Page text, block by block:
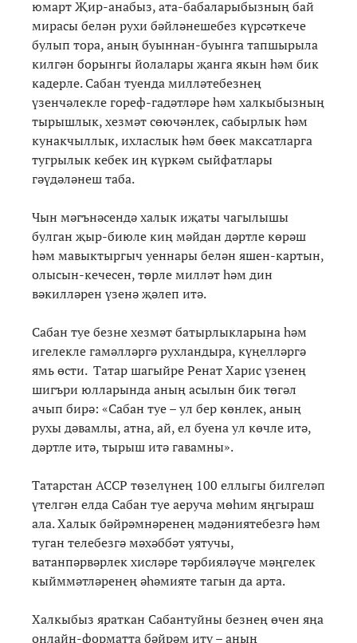
юмарт Җир-анабыз, ата-бабаларыбызның бай
мирасы белән рухи бәйләнешебез күрсәткече
булып тора, аның буыннан-буынга тапшырыла
килгән борынгы йолалары җанга якын һәм бик
кадерле. Сабан туенда милләтебезнең
үзенчәлекле гореф-гадәтләре һәм халкыбызның
тырышлык, хезмәт сөючәнлек, сабырлык һәм
кунакчыллык, ихласлык һәм бөек максатларга
тугрылык кебек иң күркәм сыйфатлары
гәүдәләнеш таба.
Чын мәгънәсендә халык иҗаты чагылышы
булган җыр-биюле киң мәйдан дәртле көрәш
һәм мавыктыргыч уеннары белән яшен-картын,
олысын-кечесен, төрле милләт һәм дин
вәкилләрен үзенә җәлеп итә.
Сабан туе безне хезмәт батырлыкларына һәм
игелекле гамәлләргә рухландыра, күңелләргә
ямь өсти. Татар шагыйре Ренат Харис үзенең
шигъри юлларында аның асылын бик төгәл
ачып бирә: «Сабан туе – ул бер көнлек, аның
рухы дәвамлы, атна, ай, ел буена ул көчле итә,
дәртле итә, тырыш итә гавамны».
Татарстан АССР төзелүнең 100 еллыгы билгеләп
үтелгән елда Сабан туе аеруча мөһим яңгыраш
ала. Халык бәйрәмнәренең мәдәниятебезгә һәм
туган телебезгә мәхәббәт уятучы,
ватанпәрвәрлек хисләре тәрбияләүче мәңгелек
кыйммәтләренең әһәмияте тагын да арта.
Халкыбыз яраткан Сабантуйны безнең өчен яңа
онлайн-форматта бәйрәм итү – аның